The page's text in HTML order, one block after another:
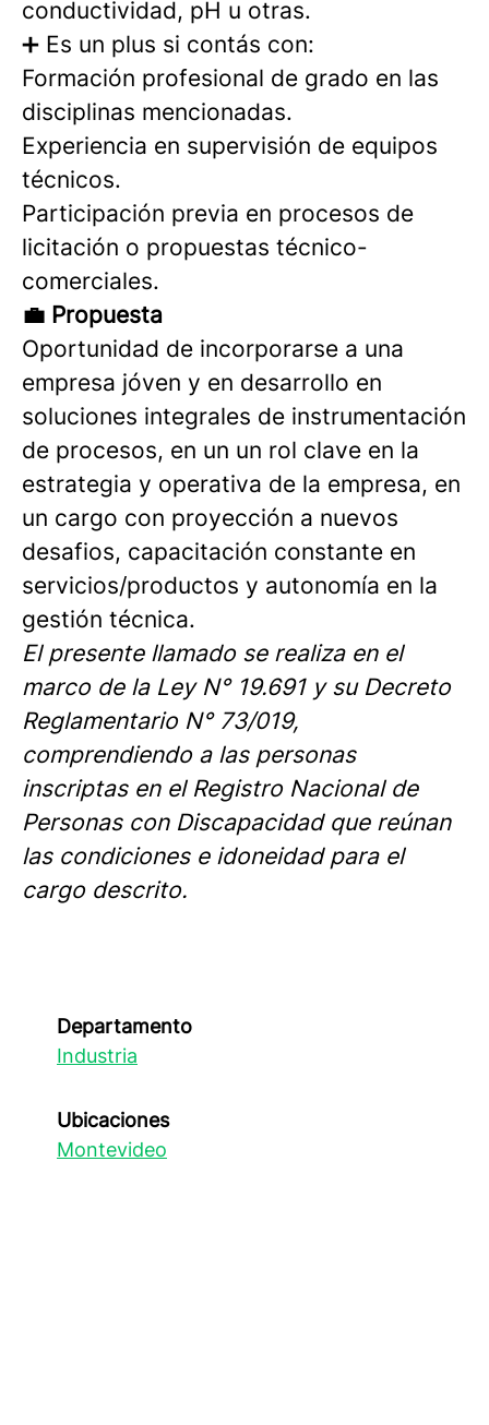
conductividad, pH u otras.
➕ Es un plus si contás con:
Formación profesional de grado en las
disciplinas mencionadas.
Experiencia en supervisión de equipos
técnicos.
Participación previa en procesos de
licitación o propuestas técnico-
comerciales.
💼 Propuesta
Oportunidad de incorporarse a una
empresa jóven y en desarrollo en
soluciones integrales de instrumentación
de procesos, en un un rol clave en la
estrategia y operativa de la empresa, en
un cargo con proyección a nuevos
desafios, capacitación constante en
servicios/productos y autonomía en la
gestión técnica.
El presente llamado se realiza en el
marco de la Ley N° 19.691 y su Decreto
Reglamentario N° 73/019,
comprendiendo a las personas
inscriptas en el Registro Nacional de
Personas con Discapacidad que reúnan
las condiciones e idoneidad para el
cargo descrito.
Departamento
Industria
Ubicaciones
Montevideo